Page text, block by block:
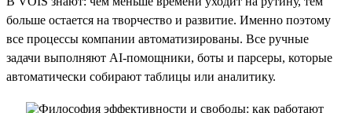
больше остается на творчество и развитие. Именно поэтому
все процессы компании автоматизированы. Все ручные
задачи выполняют AI-помощники, боты и парсеры, которые
автоматически собирают таблицы или аналитику.